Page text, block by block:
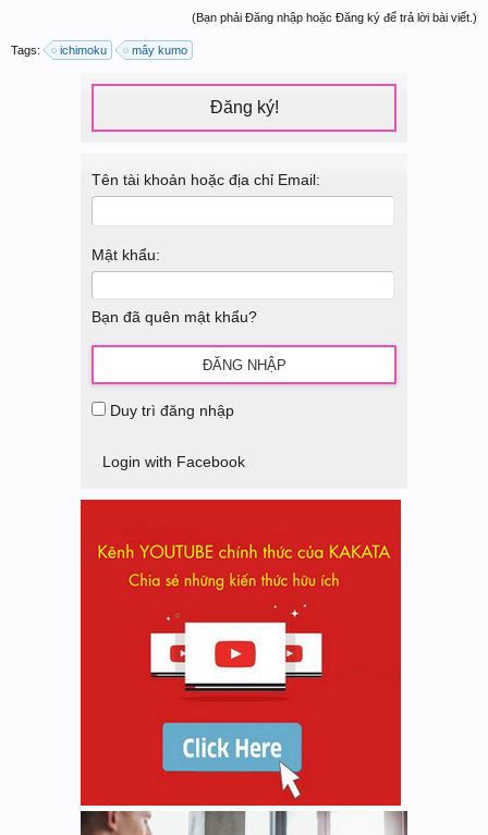
(Bạn phải Đăng nhập hoặc Đăng ký để trả lời bài viết.)
Tags: ichimoku mây kumo
Đăng ký!
Tên tài khoản hoặc địa chỉ Email:
Mật khẩu:
Bạn đã quên mật khẩu?
Duy trì đăng nhập
Login with Facebook